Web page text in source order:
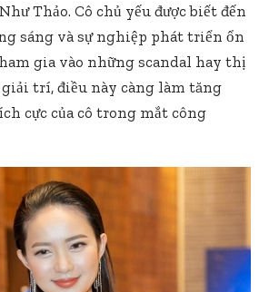
Thảo. Cô chủ yếu được biết đến
sáng và sự nghiệp phát triển ổn
gia vào những scandal hay thị
trí, điều này càng làm tăng
cực của cô trong mắt công